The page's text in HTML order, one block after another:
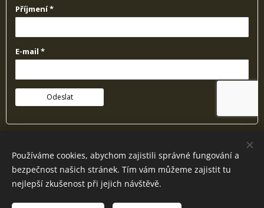
výmaz. Více informací naleznete v našich zásadách ochrany osobních údajů.
Používáme cookies, abychom zajistili správné fungování a
bezpečnost našich stránek. Tím vám můžeme zajistit tu
nejlepší zkušenost při jejich návštěvě.